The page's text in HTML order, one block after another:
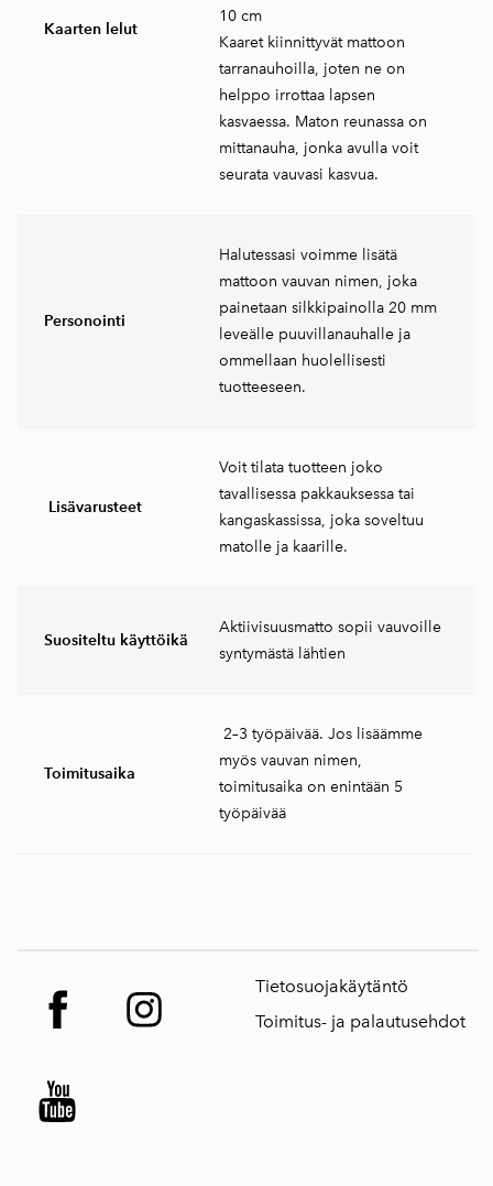
Kaarten lelut
10 cm
Kaaret kiinnittyvät mattoon
tarranauhoilla, joten ne on
helppo irrottaa lapsen
kasvaessa. Maton reunassa on
mittanauha, jonka avulla voit
seurata vauvasi kasvua.
Personointi
Halutessasi voimme lisätä
mattoon vauvan nimen, joka
painetaan silkkipainolla 20 mm
leveälle puuvillanauhalle ja
ommellaan huolellisesti
tuotteeseen.
Lisävarusteet
Voit tilata tuotteen joko
tavallisessa pakkauksessa tai
kangaskassissa, joka soveltuu
matolle ja kaarille.
Suositeltu käyttöikä
Aktiivisuusmatto sopii vauvoille
syntymästä lähtien
Toimitusaika
2–3 työpäivää. Jos lisäämme
myös vauvan nimen,
toimitusaika on enintään 5
työpäivää
Tietosuojakäytäntö
Toimitus- ja palautusehdot